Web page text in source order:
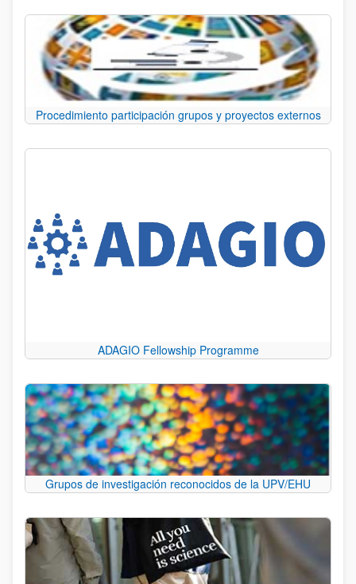
Procedimiento participación grupos y proyectos externos
ADAGIO Fellowship Programme
Grupos de investigación reconocidos de la UPV/EHU